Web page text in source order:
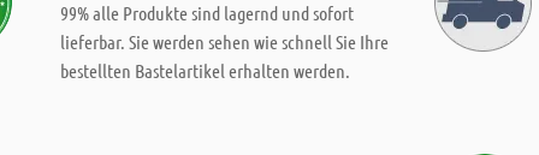
99% alle Produkte sind lagernd und sofort
lieferbar. Sie werden sehen wie schnell Sie Ihre
bestellten Bastelartikel erhalten werden.